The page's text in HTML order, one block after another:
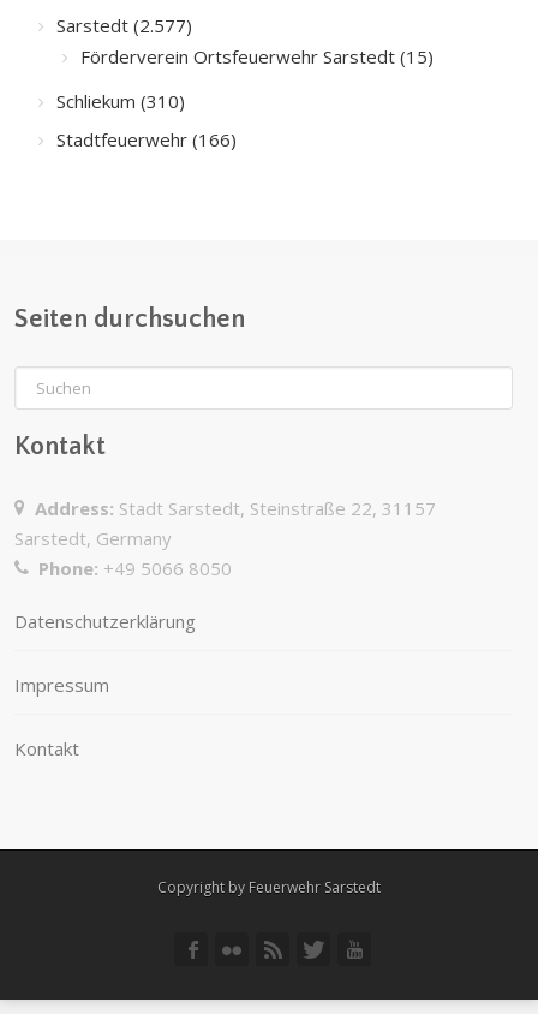
Sarstedt (2.577)
Förderverein Ortsfeuerwehr Sarstedt (15)
Schliekum (310)
Stadtfeuerwehr (166)
Seiten durchsuchen
Kontakt
Address: Stadt Sarstedt, Steinstraße 22, 31157
Sarstedt, Germany
Phone: +49 5066 8050
Datenschutzerklärung
Impressum
Kontakt
Copyright by Feuerwehr Sarstedt